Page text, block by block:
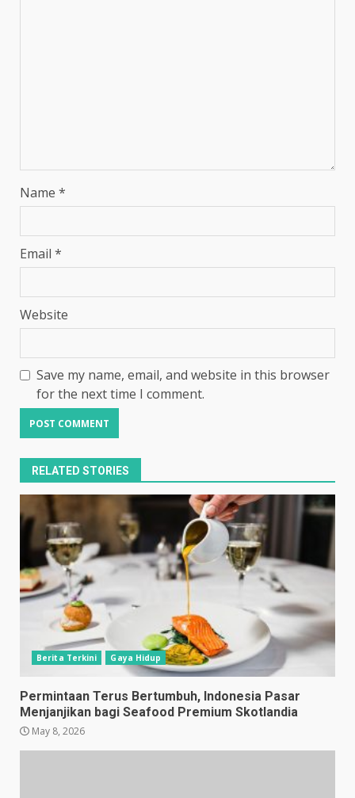
Name *
Email *
Website
Save my name, email, and website in this browser
for the next time I comment.
RELATED STORIES
Berita Terkini Gaya Hidup
Permintaan Terus Bertumbuh, Indonesia Pasar
Menjanjikan bagi Seafood Premium Skotlandia
May 8, 2026